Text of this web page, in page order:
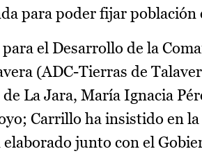
para poder fijar población
el Desarrollo de la
(ADC-Tierras de
La Jara, María Ignacia
Carrillo ha insistido en
junto con el